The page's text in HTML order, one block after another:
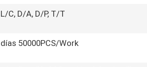
L/C, D/A, D/P, T/T
días 50000PCS/Work